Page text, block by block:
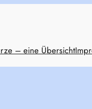
– eine Übersicht